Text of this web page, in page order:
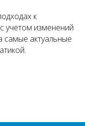
к
учетом изменений
самые актуальные